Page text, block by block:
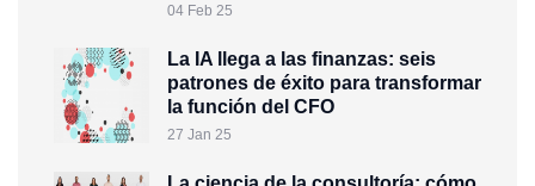
04 Feb 25
La IA llega a las finanzas: seis
patrones de éxito para transformar
la función del CFO
27 Jan 25